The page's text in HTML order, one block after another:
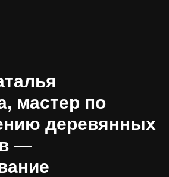
мастер по
деревянных
—